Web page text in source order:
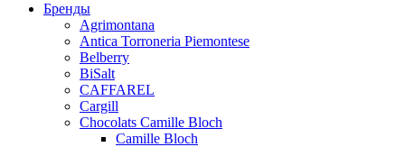
Бренды
Agrimontana
Antica Torroneria Piemontese
Belberry
BiSalt
CAFFAREL
Cargill
Chocolats Camille Bloch
Camille Bloch